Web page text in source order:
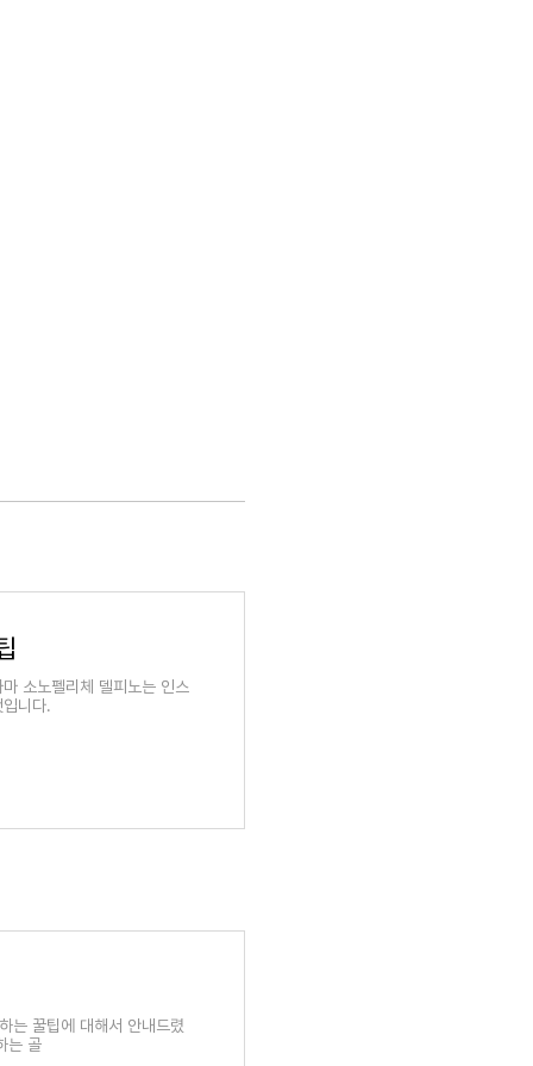
소노펠리체 델피노는 인스
니다.
는 꿀팁에 대해서 안내드렸
는 골